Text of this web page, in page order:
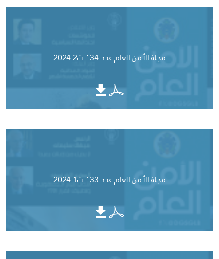
مجلة الأمن العام عدد 134 ت2 2024
مجلة الأمن العام عدد 133 ت1 2024